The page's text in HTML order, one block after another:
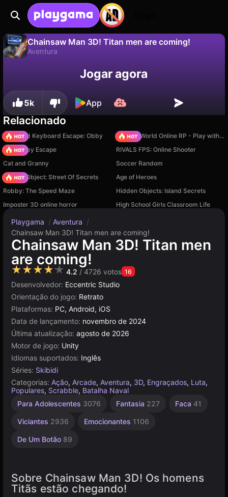
Chainsaw Man 3D! Titan men are coming!
Aventura
Salve o progresso!Jogar agora
5k App
Relacionado
+1 Speed Keyboard Escape: Obby
Sprunki World Online RP - Play with Friends!
Your Obby Escape
RIVALS FPS: Online Shooter
Cat and Granny
Soccer Random
Hidden Object: Street Of Secrets
Age of Heroes
Robby: The Speed Maze
Hidden Objects: Island Secrets
Imposter 3D online horror
High School Girls Classroom Life
Playgama / Aventura /
Chainsaw Man 3D! Titan men are coming!
Chainsaw Man 3D! Titan men
are coming!
★★★★★ 4.2 / 4726 votos 16
Desenvolvedor: Eccentric Studio
Orientação do jogo: Retrato
Plataformas: PC, Android, iOS
Data de lançamento: novembro de 2024
Última atualização: agosto de 2026
Motor de jogo: Unity
Idiomas suportados: Inglês
Séries: Skibidi
Categorias: Ação, Arcade, Aventura, 3D, Engraçados, Luta,
Populares, Scrabble, Batalha Naval
Para Adolescentes 3076 Fantasia 227 Faca 41
Viciantes 2936 Emocionantes 1106
De Um Botão 89
Espada
Agilidade
De 1
4127
Indie
Russos
Simples
Mundo
382
Unity
3177
Sobre Chainsaw Man 3D! Os homens
Titãs estão chegando!